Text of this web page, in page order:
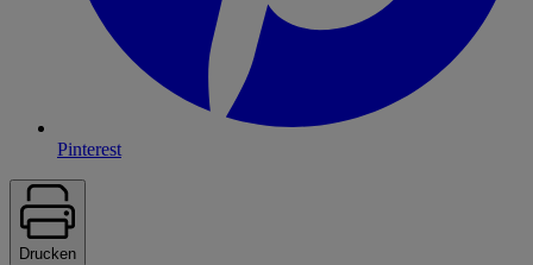
Pinterest
Drucken